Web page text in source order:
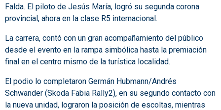
Falda. El piloto de Jesús María, logró su segunda corona
provincial, ahora en la clase R5 internacional.
La carrera, contó con un gran acompañamiento del público
desde el evento en la rampa simbólica hasta la premiación
final en el centro mismo de la turística localidad.
El podio lo completaron Germán Hubmann/Andrés
Schwander (Skoda Fabia Rally2), en su segundo contacto con
la nueva unidad, lograron la posición de escoltas, mientras